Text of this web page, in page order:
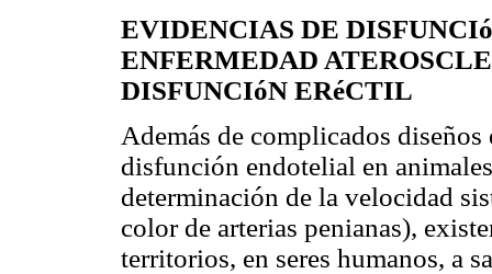
EVIDENCIAS DE
ENFERMEDAD
DISFUNCIóN ERéCTIL
Además de complicados
disfunción endotelial en
determinación de la velocidad
color de arterias penianas),
territorios, en seres humanos, a